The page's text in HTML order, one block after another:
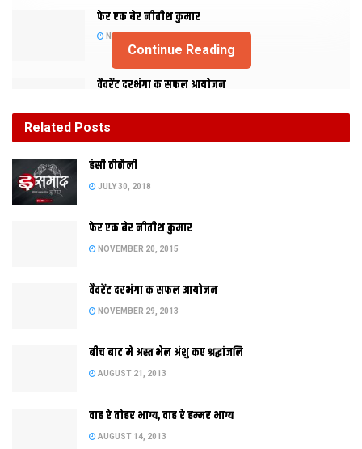
फेर एक बेर नीतीश कुमार
NOVEMBER 20, 2015
वैवरेंट दरभंगा क सफल आयोजन
प्रमाण-पत्र प्रदान करैत लोकसभा अध्यक्ष आ सासारामक सांसद मीरा कुमार
Continue Reading
Related Posts
हंसी ठीठौली
JULY 30, 2018
फेर एक बेर नीतीश कुमार
NOVEMBER 20, 2015
वैवरेंट दरभंगा क सफल आयोजन
NOVEMBER 29, 2013
बीच बाट मे अस्त भेल अंशु कए श्रद्धांजलि
AUGUST 21, 2013
वाह रे तोहर भाग्य, वाह रे हम्मर भाग्य
AUGUST 14, 2013